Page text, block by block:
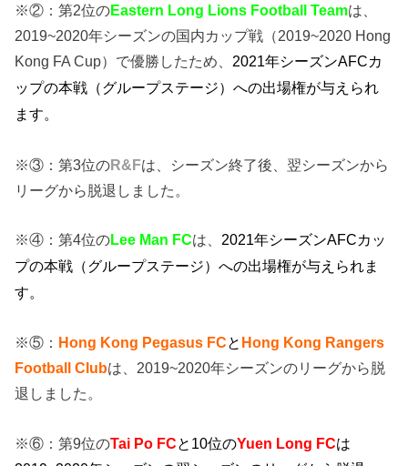
※②：第2位のEastern Long Lions Football Teamは、
2019~2020年シーズンの国内カップ戦（2019~2020 Hong
Kong FA Cup）で優勝したため、 2021年シーズンAFCカ
ップの本戦（グループステージ）への出場権が与えられ
ます。
※③：第3位のR&Fは、シーズン終了後、翌シーズンから
リーグから脱退しました。
※④：第4位のLee Man FCは、 2021年シーズンAFCカッ
プの本戦（グループステージ）への出場権が与えられま
す。
※⑤： Hong Kong Pegasus FCと Hong Kong Rangers
Football Clubは、2019~2020年シーズンのリーグから脱
退しました。
※⑥：第9位のTai Po FCと10位のYuen Long FCは